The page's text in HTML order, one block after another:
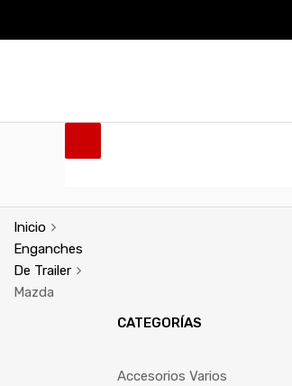
Inicio
Enganches
De Trailer
Mazda
CATEGORÍAS
Accesorios Varios